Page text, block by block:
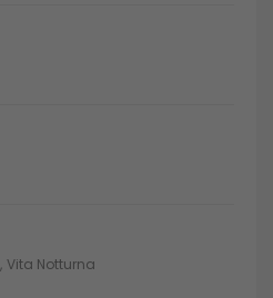
Vita Notturna